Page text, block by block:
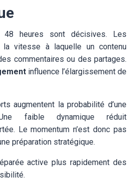
heures sont décisives. Les
la vitesse à laquelle un contenu
commentaires ou des partages.
influence l’élargissement de
augmentent la probabilité d’une
faible dynamique réduit
Le momentum n’est donc pas
préparation stratégique.
active plus rapidement des